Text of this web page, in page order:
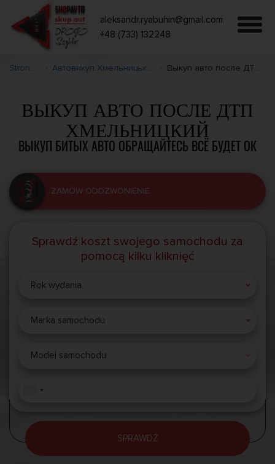
aleksandr.ryabuhin@gmail.com
+48 (733) 132248
Strona główna Автовикуп Хмельницький: терміновий викуп авто Выкуп авто после ДТП Хмельницкий и область
ВЫКУП АВТО ПОСЛЕ ДТП
ХМЕЛЬНИЦКИЙ
ВЫКУП БИТЫХ АВТО ОБРАЩАЙТЕСЬ ВСЁ БУДЕТ ОК
ZAMÓW ODDZWONIENIE
Sprawdź koszt swojego samochodu za
pomocą kilku kliknięć
Rok wydania
Marka samochodu
Model samochodu
SPRAWDŹ